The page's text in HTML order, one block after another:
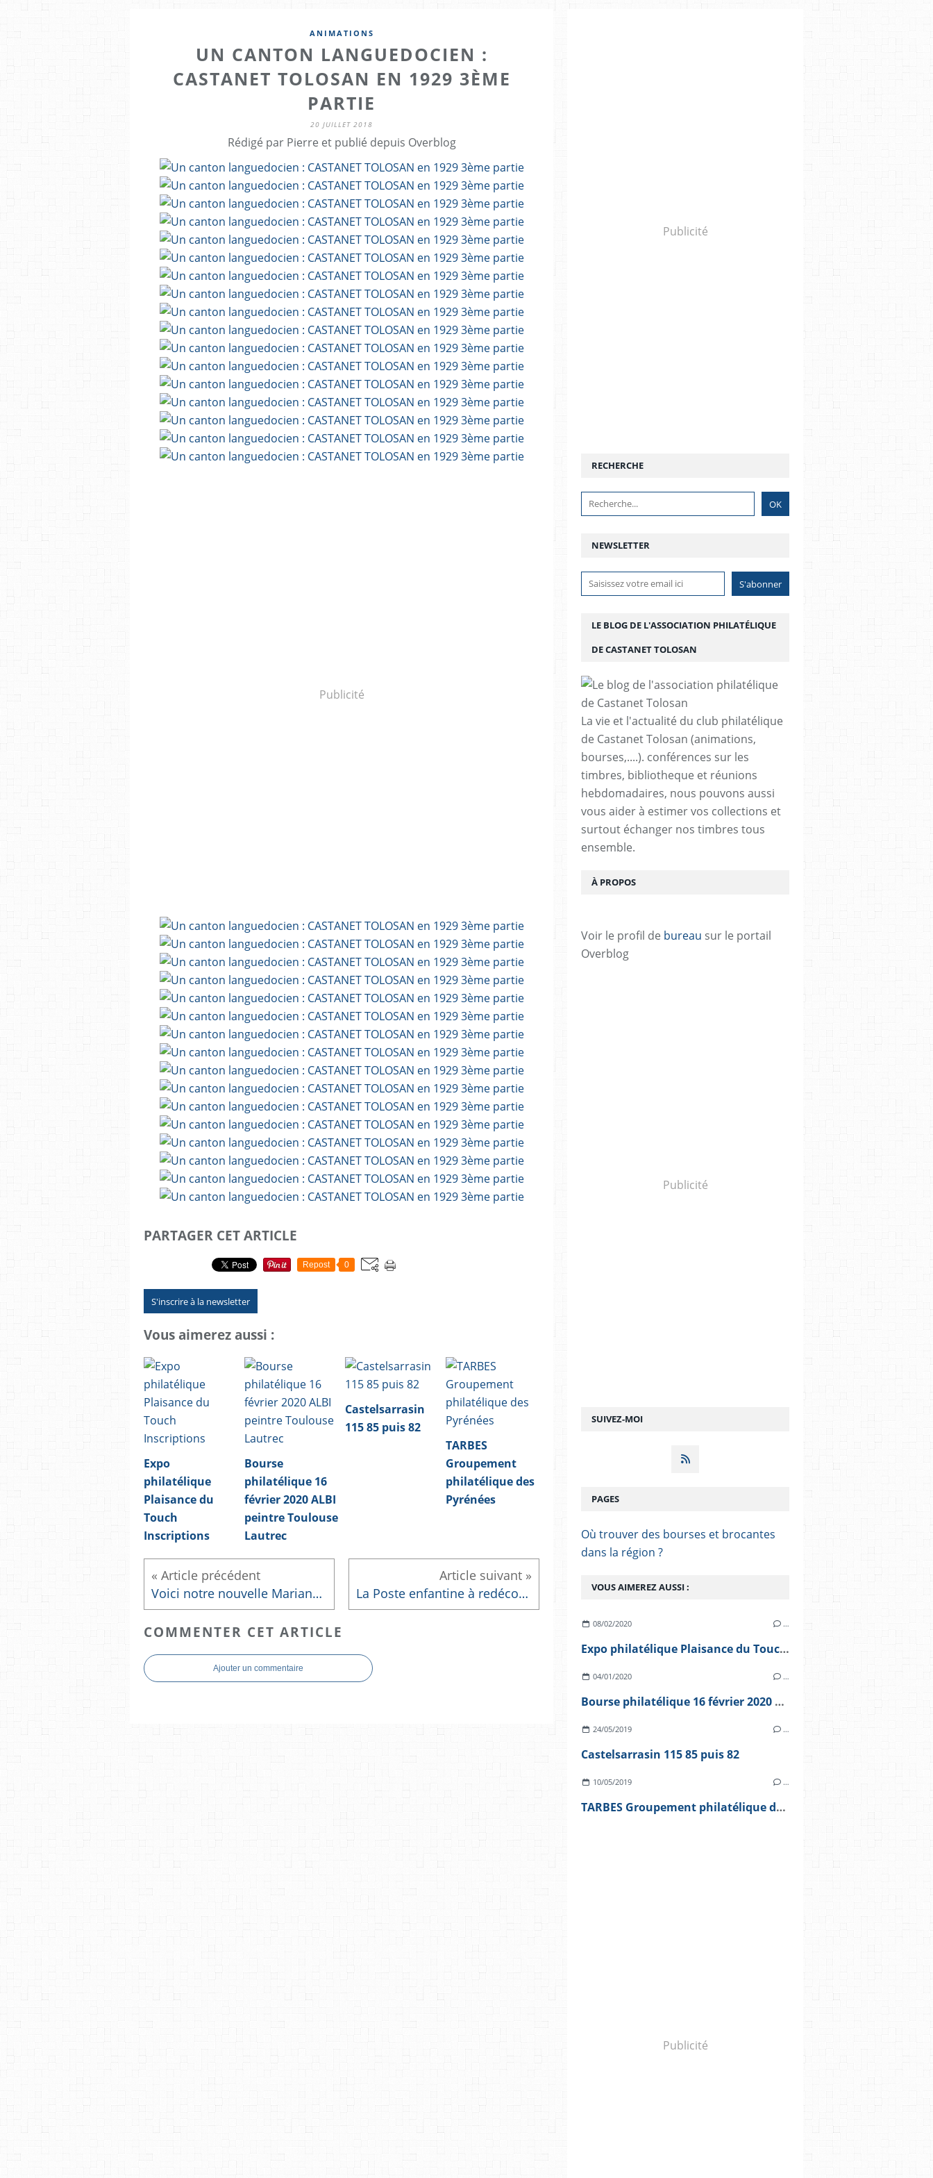
ANIMATIONS
UN CANTON LANGUEDOCIEN :
CASTANET TOLOSAN EN 1929 3ÈME
PARTIE
20 JUILLET 2018
Rédigé par Pierre et publié depuis Overblog
Publicité
PARTAGER CET ARTICLE
Repost 0
S'inscrire à la newsletter
Vous aimerez aussi :
Expo
philatélique
Plaisance du
Touch
Inscriptions
Bourse
philatélique 16
février 2020 ALBI
peintre Toulouse
Lautrec
Castelsarrasin
115 85 puis 82
TARBES
Groupement
philatélique des
Pyrénées
Voici notre nouvelle Marianne ! La Poste enfantine à redécouvrir
COMMENTER CET ARTICLE
Ajouter un commentaire
Publicité
NEWSLETTER
SUIVEZ-MOI
RECHERCHE
LE BLOG DE L'ASSOCIATION PHILATÉLIQUE
DE CASTANET TOLOSAN
La vie et l'actualité du club philatélique
de Castanet Tolosan (animations,
bourses,....). conférences sur les
timbres, bibliotheque et réunions
hebdomadaires, nous pouvons aussi
vous aider à estimer vos collections et
surtout échanger nos timbres tous
ensemble.
À PROPOS
Voir le profil de bureau sur le portail
Overblog
Publicité
VOUS AIMEREZ AUSSI :
08/02/2020 …
Expo philatélique Plaisance du Touch Inscriptions
04/01/2020 …
Bourse philatélique 16 février 2020 ALBI peintre Toulouse Lautrec
24/05/2019 …
Castelsarrasin 115 85 puis 82
10/05/2019 …
TARBES Groupement philatélique des Pyrénées
PAGES
Où trouver des bourses et brocantes
dans la région ?
Publicité